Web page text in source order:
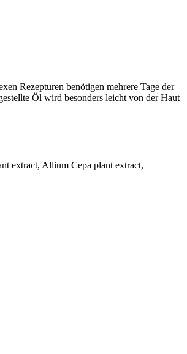
Rezepturen benötigen mehrere Tage der
Öl wird besonders leicht von der Haut
extract, Allium Cepa plant extract,